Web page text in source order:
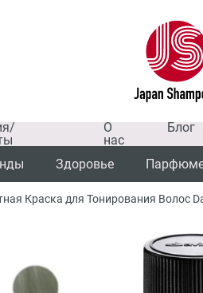
О
нас
Блог
Здоровье
Краска для Тонирования Волос